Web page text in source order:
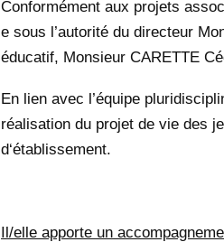
Conformément aux projets
e sous l’autorité du directeur
éducatif, Monsieur CARETTE
En lien avec l’équipe
réalisation du projet de vie des
d‘établissement.
Il/elle apporte un